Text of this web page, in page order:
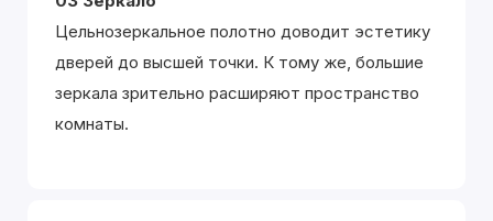
Цельнозеркальное полотно доводит эстетику
дверей до высшей точки. К тому же, большие
зеркала зрительно расширяют пространство
комнаты.